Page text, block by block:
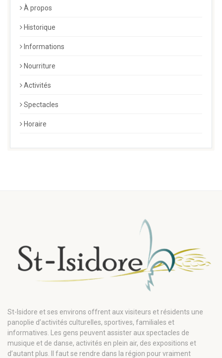
À propos
Historique
Informations
Nourriture
Activités
Spectacles
Horaire
St-Isidore et ses environs offrent aux visiteurs et résidents une
panoplie d’activités culturelles, sportives, familiales et
informatives. Les gens peuvent assister aux spectacles de
musique et de danse, activités en plein air, des expositions et
d’autant plus. Il faut se rendre dans la région pour vraiment